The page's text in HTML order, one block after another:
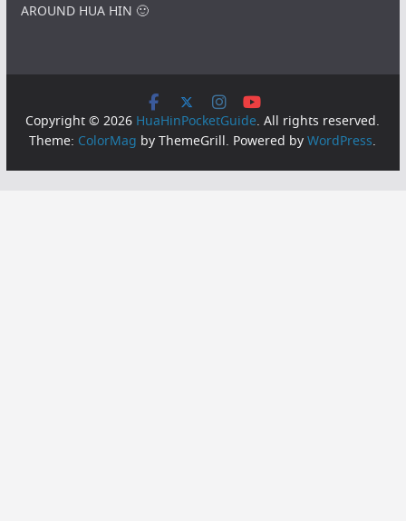
AROUND HUA HIN 🙂
Copyright © 2026 HuaHinPocketGuide. All rights reserved.
Theme: ColorMag by ThemeGrill. Powered byWordPress.